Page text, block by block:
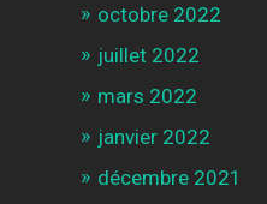
octobre 2022
juillet 2022
mars 2022
janvier 2022
décembre 2021